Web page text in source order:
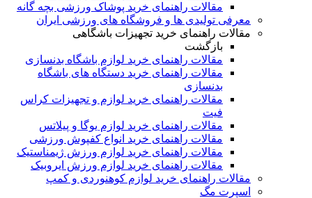
مقالات راهنمای خرید پوشاک ورزشی بچه گانه
معرفی تولیدی ها و فروشگاه های ورزشی ایران
مقالات راهنمای خرید تجهیزات باشگاهی
بازگشت
مقالات راهنمای خرید لوازم باشگاه بدنسازی
مقالات راهنمای خرید دستگاه های باشگاه
بدنسازی
مقالات راهنمای خرید لوازم و تجهیزات کراس
فیت
مقالات راهنمای خرید لوازم یوگا و پیلاتس
مقالات راهنمای خرید انواع کفپوش ورزشی
مقالات راهنمای خرید لوازم ورزش ژیمناستیک
مقالات راهنمای خرید لوازم ورزش ایروبیک
مقالات راهنمای خرید لوازم کوهنوردی و کمپ
اسپرت مگ